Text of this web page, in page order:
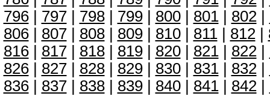
796| 797| 798| 799| 800| 801| 802|
806| 807| 808| 809| 810| 811| 812|
816| 817| 818| 819| 820| 821| 822|
826| 827| 828| 829| 830| 831| 832|
836| 837| 838| 839| 840| 841| 842|